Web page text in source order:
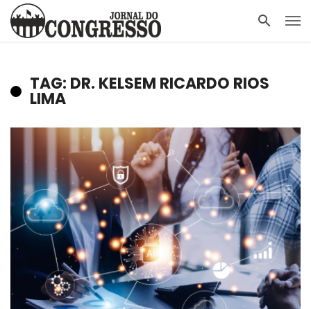
TAG: DR. KELSEM RICARDO RIOS
LIMA